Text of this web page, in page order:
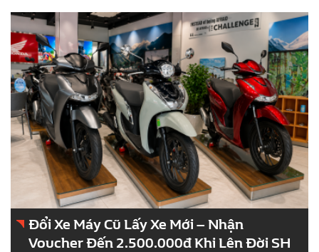
Đổi Xe Máy Cũ Lấy Xe Mới – Nhận
Voucher Đến 2.500.000đ Khi Lên Đời SH